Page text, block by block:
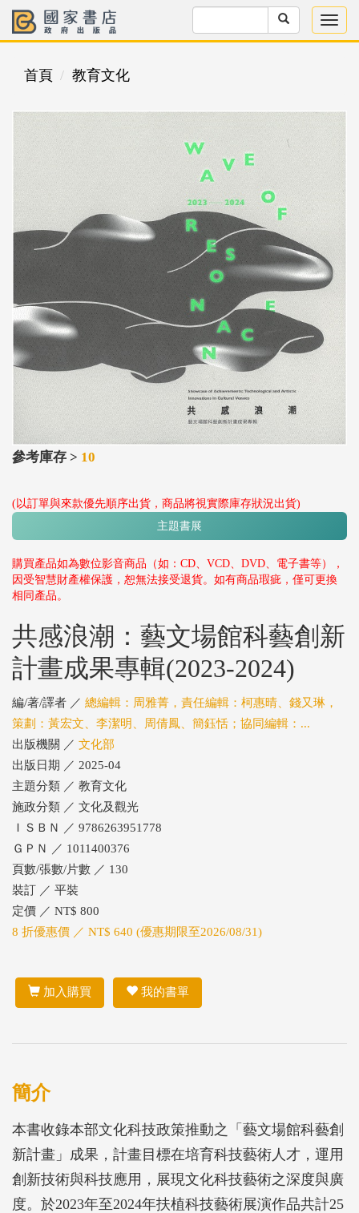
首頁 教育文化
參考庫存 > 10
(以訂單與來款優先順序出貨，商品將視實際庫存狀況出貨)
主題書展
購買產品如為數位影音商品（如：CD、VCD、DVD、電子書等），
因受智慧財產權保護，恕無法接受退貨。如有商品瑕疵，僅可更換
相同產品。
共感浪潮：藝文場館科藝創新
計畫成果專輯(2023-2024)
編/著/譯者 ／ 總編輯：周雅菁，責任編輯：柯惠晴、錢又琳，
策劃：黃宏文、李潔明、周倩鳳、簡鈺恬；協同編輯：...
出版機關 ／ 文化部
出版日期 ／ 2025-04
主題分類 ／ 教育文化
施政分類 ／ 文化及觀光
ＩＳＢＮ ／ 9786263951778
ＧＰＮ ／ 1011400376
頁數/張數/片數 ／ 130
裝訂 ／ 平裝
定價 ／ NT$ 800
8 折優惠價 ／ NT$ 640 (優惠期限至2026/08/31)
加入購買 我的書單
簡介
本書收錄本部文化科技政策推動之「藝文場館科藝創
新計畫」成果，計畫目標在培育科技藝術人才，運用
創新技術與科技應用，展現文化科技藝術之深度與廣
度。於2023年至2024年扶植科技藝術展演作品共計25